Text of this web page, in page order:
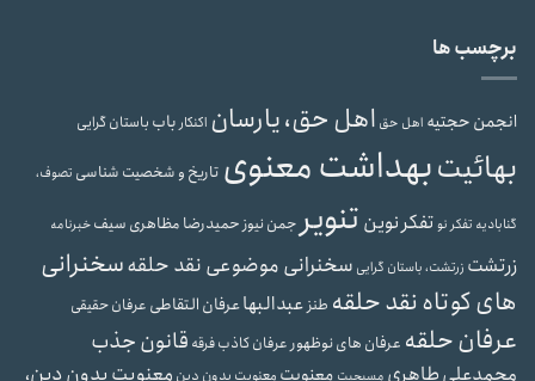
برچسب ها
انجمن حجتیه اهل حق اهل حق، یارسان اکنکارباب باستان گرایی
بهائیتبهداشت معنوی تاریخ و شخصیت شناسی تصوف،
گنابادیه تفکر نوتفکر نوین تنویر جمن نیوز حمیدرضا مظاهری سیفخبرنامه
زرتشت زرتشت، باستان گرایی سخنرانی موضوعی نقد حلقهسخنرانی
های کوتاه نقد حلقه طنز عبدالبهاعرفان التقاطی عرفان حقیقی
عرفان حلقه عرفان های نوظهور عرفان کاذبفرقه قانون جذب
محمدعلی طاهری مسیحیت معنویت معنویت بدون دین معنویت بدون دین،